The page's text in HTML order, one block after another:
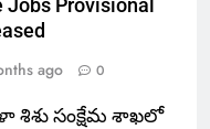
Jobs Provisional
ago 0
శిశు సంక్షేమ శాఖలో